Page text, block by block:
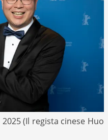
(Il regista cinese Huo